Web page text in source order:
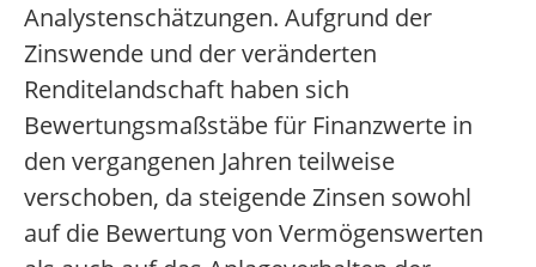
Analystenschätzungen. Aufgrund der
Zinswende und der veränderten
Renditelandschaft haben sich
Bewertungsmaßstäbe für Finanzwerte in
den vergangenen Jahren teilweise
verschoben, da steigende Zinsen sowohl
auf die Bewertung von Vermögenswerten